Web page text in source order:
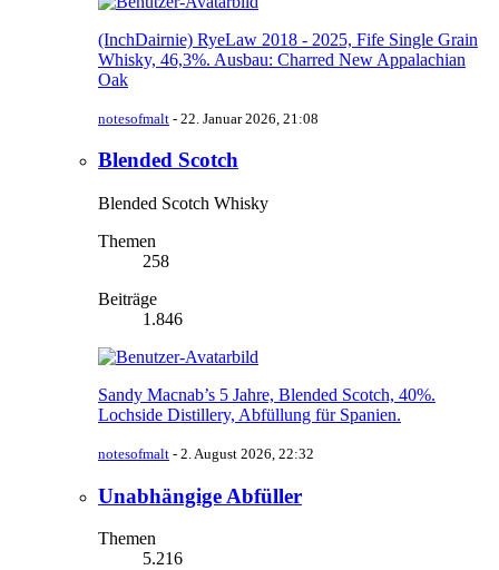
(InchDairnie) RyeLaw 2018 - 2025, Fife Single Grain
Whisky, 46,3%. Ausbau: Charred New Appalachian
Oak
notesofmalt - 22. Januar 2026, 21:08
Blended Scotch
Blended Scotch Whisky
Themen
258
Beiträge
1.846
Sandy Macnab’s 5 Jahre, Blended Scotch, 40%.
Lochside Distillery, Abfüllung für Spanien.
notesofmalt - 2. August 2026, 22:32
Unabhängige Abfüller
Themen
5.216